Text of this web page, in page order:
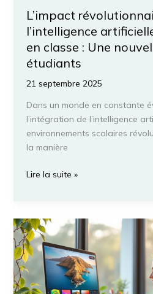
L’impact
l’intelligence
en classe : Une
étudiants
21 septembre 2025
Dans un monde en constante
l’intégration de l’intelligence
environnements scolaires
la manière
L’impact
l’intelligence
artificielle
sur
l’éducation
en
classe
Lire la suite »